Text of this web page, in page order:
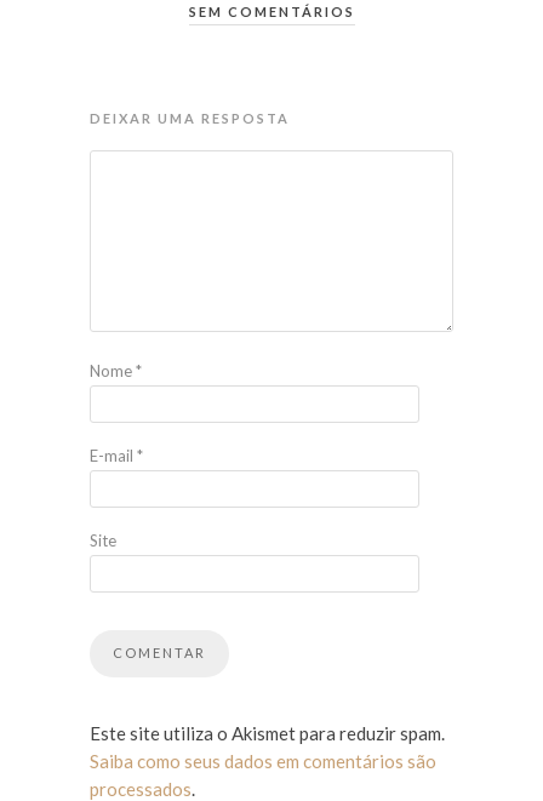
SEM COMENTÁRIOS
DEIXAR UMA RESPOSTA
Nome*
E-mail *
Site
Este site utiliza o Akismet para reduzir spam.
Saiba como seus dados em comentários são
processados.